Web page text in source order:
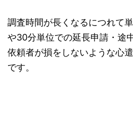
調査時間が長くなるにつれて
や30分単位での延長申請・途
依頼者が損をしないような心
です。